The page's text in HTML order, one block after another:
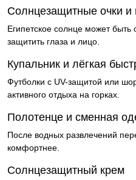
Солнцезащитные очки и
Египетское солнце может
защитить глаза и лицо.
Купальник и лёгкая
Футболки с UV-защитой или
активного отдыха на горках.
Полотенце и сменная
После водных развлечений
комфортнее.
Солнцезащитный крем